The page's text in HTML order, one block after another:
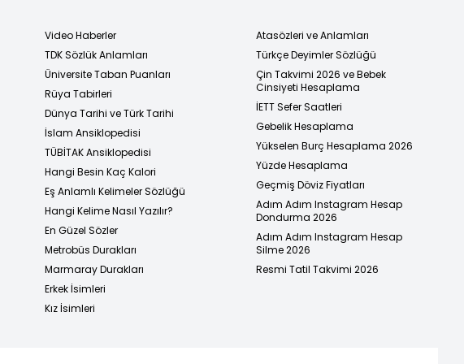
Video Haberler
TDK Sözlük Anlamları
Üniversite Taban Puanları
Rüya Tabirleri
Dünya Tarihi ve Türk Tarihi
İslam Ansiklopedisi
TÜBİTAK Ansiklopedisi
Hangi Besin Kaç Kalori
Eş Anlamlı Kelimeler Sözlüğü
Hangi Kelime Nasıl Yazılır?
En Güzel Sözler
Metrobüs Durakları
Marmaray Durakları
Erkek İsimleri
Kız İsimleri
Atasözleri ve Anlamları
Türkçe Deyimler Sözlüğü
Çin Takvimi 2026 ve Bebek
Cinsiyeti Hesaplama
İETT Sefer Saatleri
Gebelik Hesaplama
Yükselen Burç Hesaplama 2026
Yüzde Hesaplama
Geçmiş Döviz Fiyatları
Adım Adım Instagram Hesap
Dondurma 2026
Adım Adım Instagram Hesap
Silme 2026
Resmi Tatil Takvimi 2026